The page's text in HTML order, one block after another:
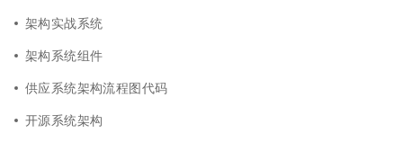
架构实战系统
架构系统组件
供应系统架构流程图代码
开源系统架构